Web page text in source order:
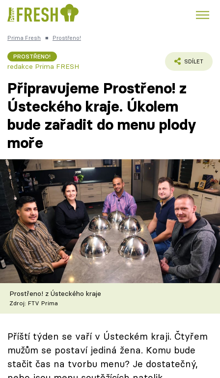
Česká kuchyně Čokoláda
Témata
Recepty
Články
TV Program
Škola vaření
Recepty z TV
Speciál: Cuketa
Těhotnej kuchař
Přihlášení
Prima Fresh ■ Prostřeno!
PROSTŘENO!
redakce Prima FRESH
SDÍLET
Připravujeme Prostřeno! z
Ústeckého kraje. Úkolem
bude zařadit do menu plody
moře
Prostřeno! z Ústeckého kraje
Zdroj: FTV Prima
Příští týden se vaří v Ústeckém kraji. Čtyřem
mužům se postaví jediná žena. Komu bude
stačit čas na tvorbu menu? Je dostatečný,